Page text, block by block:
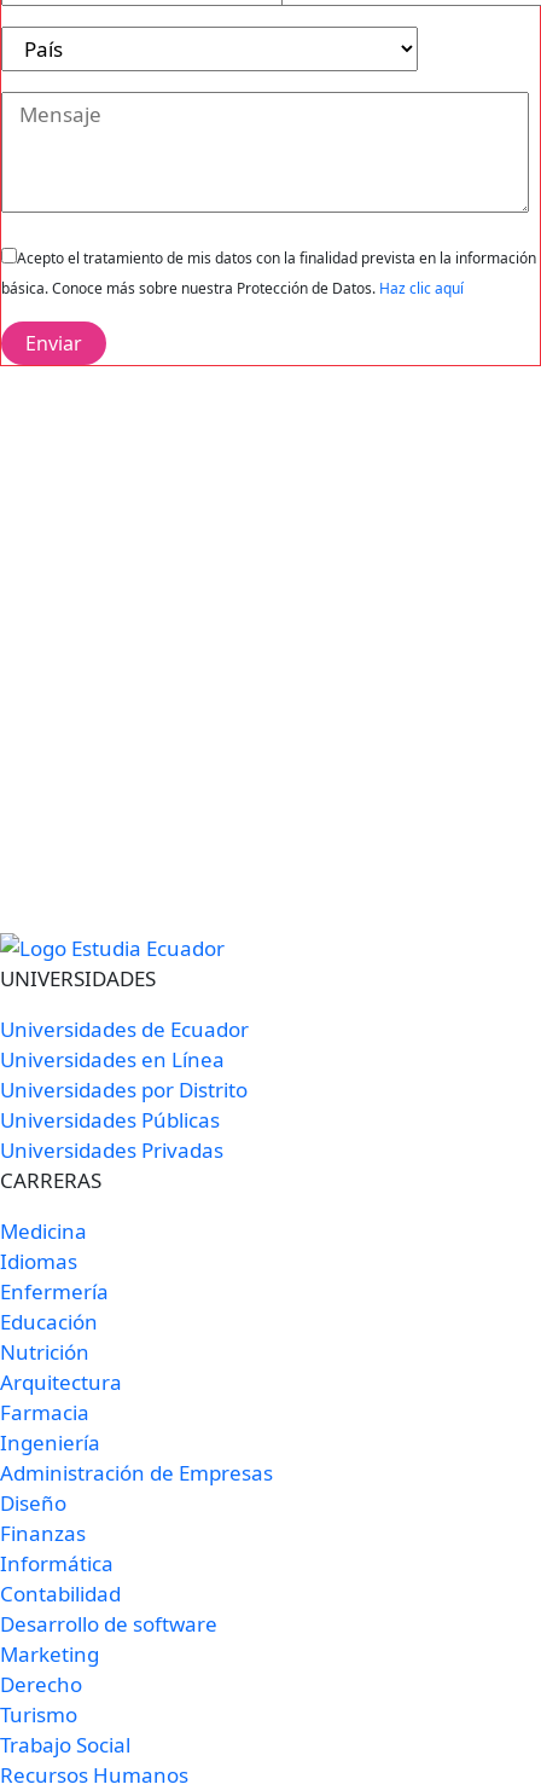
Acepto el tratamiento de mis datos con la finalidad prevista en la información
básica. Conoce más sobre nuestra Protección de Datos. Haz clic aquí
UNIVERSIDADES
Universidades de Ecuador
Universidades en Línea
Universidades por Distrito
Universidades Públicas
Universidades Privadas
CARRERAS
Medicina
Idiomas
Enfermería
Educación
Nutrición
Arquitectura
Farmacia
Ingeniería
Administración de Empresas
Diseño
Finanzas
Informática
Contabilidad
Desarrollo de software
Marketing
Derecho
Turismo
Trabajo Social
Recursos Humanos